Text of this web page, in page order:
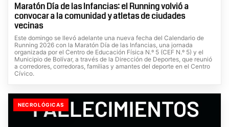
Maratón Día de las Infancias: el Running volvió a
convocar a la comunidad y atletas de ciudades
vecinas
Este domingo se llevó adelante una nueva fecha del Calendario de
Running 2026 con la Maratón Día de las Infancias, una jornada
organizada por el Centro de Educación Física N.º 5 (CEF N.º 5) y el
Municipio de Bolívar, a través de la Dirección de Deportes, que reunió
a corredores, corredoras, familias y amantes del deporte en el Centro
Cívico.
NECROLÓGICAS